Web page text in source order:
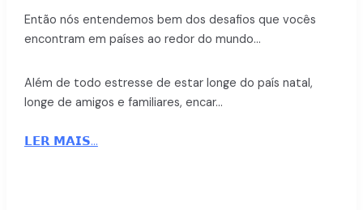
Então nós entendemos bem dos desafios que vocês
encontram em países ao redor do mundo…
Além de todo estresse de estar longe do país natal,
longe de amigos e familiares, encar…
𝗟𝗘𝗥 𝗠𝗔𝗜𝗦...